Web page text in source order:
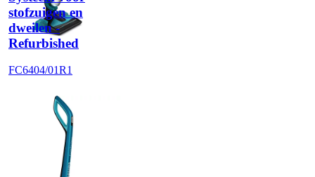
stofzuigen en
dweilen -
Refurbished
FC6404/01R1